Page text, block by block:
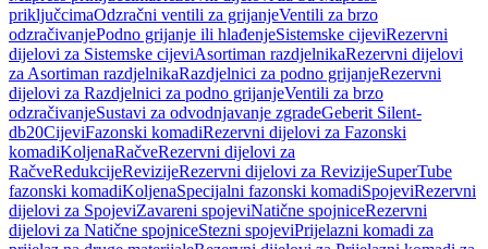
priključcimaOdzračni ventili za grijanjeVentili za brzo
odzračivanjePodno grijanje ili hlađenjeSistemske cijeviRezervni
dijelovi za Sistemske cijeviAsortiman razdjelnikaRezervni dijelovi
za Asortiman razdjelnikaRazdjelnici za podno grijanjeRezervni
dijelovi za Razdjelnici za podno grijanjeVentili za brzo
odzračivanjeSustavi za odvodnjavanje zgradeGeberit Silent-
db20CijeviFazonski komadiRezervni dijelovi za Fazonski
komadiKoljenaRačveRezervni dijelovi za
RačveRedukcijeRevizijeRezervni dijelovi za RevizijeSuperTube
fazonski komadiKoljenaSpecijalni fazonski komadiSpojeviRezervni
dijelovi za SpojeviZavareni spojeviNatične spojniceRezervni
dijelovi za Natične spojniceStezni spojeviPrijelazni komadi za